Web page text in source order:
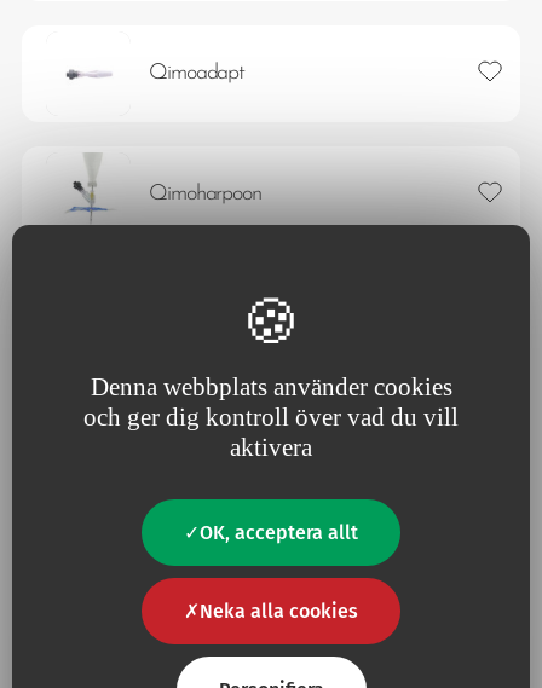
Denna webbplats använder cookies
och ger dig kontroll över vad du vill
aktivera
OK, acceptera allt
Neka alla cookies
Qimoadapt Lägg
Qimoharpoon Lägg
Qimoprime + Qimomale +
Qimofemale
Qimotransfer
Runqiang Elastomeric Pumps